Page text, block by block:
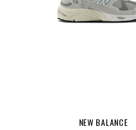
NEW BALANCE